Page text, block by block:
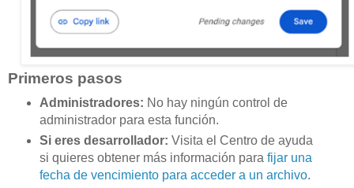
Primeros pasos
Administradores: No hay ningún control de
administrador para esta función.
Si eres desarrollador: Visita el Centro de ayuda
si quieres obtener más información para fijar una
fecha de vencimiento para acceder a un archivo.